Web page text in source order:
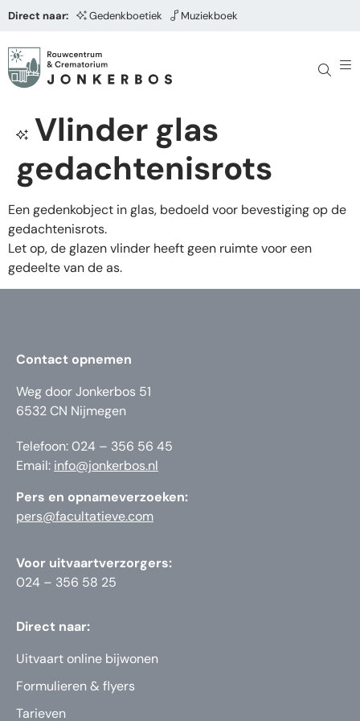
Direct naar: Gedenkboetiek Muziekboek
Vlinder glas
gedachtenisrots
Een gedenkobject in glas, bedoeld voor bevestiging op de
gedachtenisrots.
Let op, de glazen vlinder heeft geen ruimte voor een
gedeelte van de as.
Contact opnemen
Weg door Jonkerbos 51
6532 CN Nijmegen
Telefoon: 024 – 356 56 45
Email: info@jonkerbos.nl
Pers en opnameverzoeken:
pers@facultatieve.com
Voor uitvaartverzorgers:
024 – 356 58 25
Direct naar:
Uitvaart online bijwonen
Formulieren & flyers
Tarieven